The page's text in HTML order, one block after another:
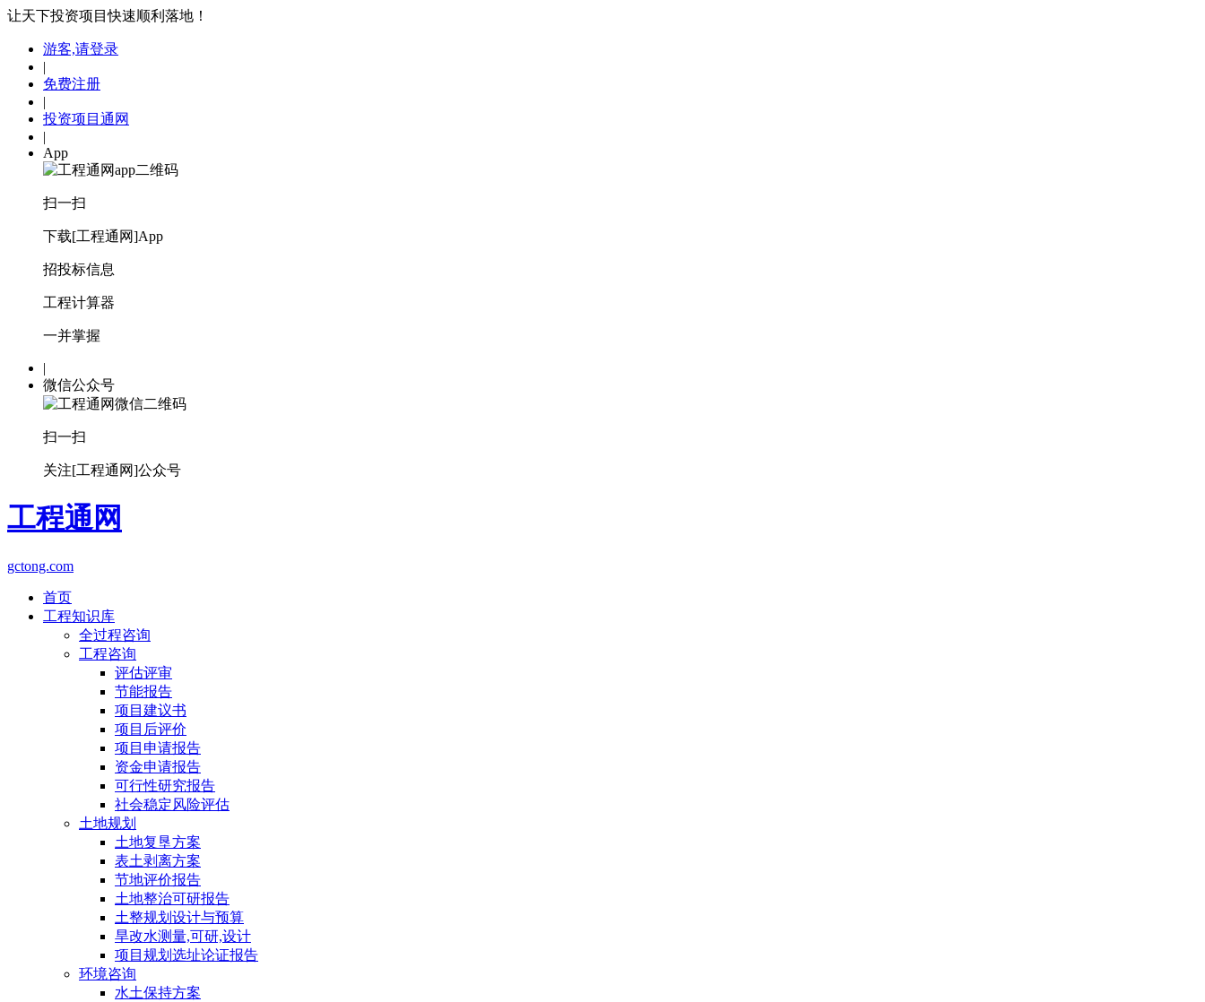
让天下投资项目快速顺利落地！
游客,请登录
|
免费注册
|
投资项目通网
|
App
扫一扫
下载[工程通网]App
招投标信息
工程计算器
一并掌握
|
微信公众号
扫一扫
关注[工程通网]公众号
工程通网
gctong.com
首页
工程知识库
全过程咨询
工程咨询
评估评审
节能报告
项目建议书
项目后评价
项目申请报告
资金申请报告
可行性研究报告
社会稳定风险评估
土地规划
土地复垦方案
表土剥离方案
节地评价报告
土地整治可研报告
土整规划设计与预算
旱改水测量,可研,设计
项目规划选址论证报告
环境咨询
水土保持方案